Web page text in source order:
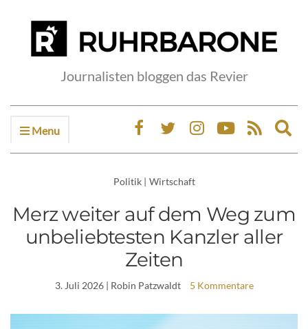
Journalisten bloggen das Revier
Menu
Politik | Wirtschaft
Merz weiter auf dem Weg zum
unbeliebtesten Kanzler aller
Zeiten
3. Juli 2026| Robin Patzwaldt 5 Kommentare